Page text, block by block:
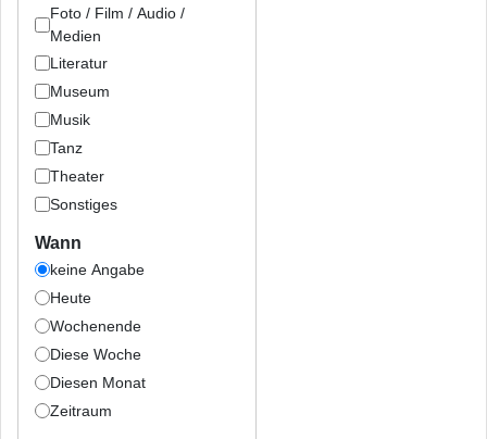
Foto / Film / Audio /
Medien
Literatur
Museum
Musik
Tanz
Theater
Sonstiges
Wann
keine Angabe
Heute
Wochenende
Diese Woche
Diesen Monat
Zeitraum